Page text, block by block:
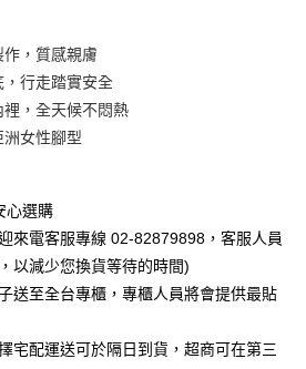
，質感親膚
行走踏實安全
，全天候不悶熱
女性腳型
心選購
來電客服專線 02-82879898，客服人員
以減少您換貨等待的時間)
送至全台專櫃，專櫃人員將會提供最貼
宅配運送可於隔日到貨，超商可在第三